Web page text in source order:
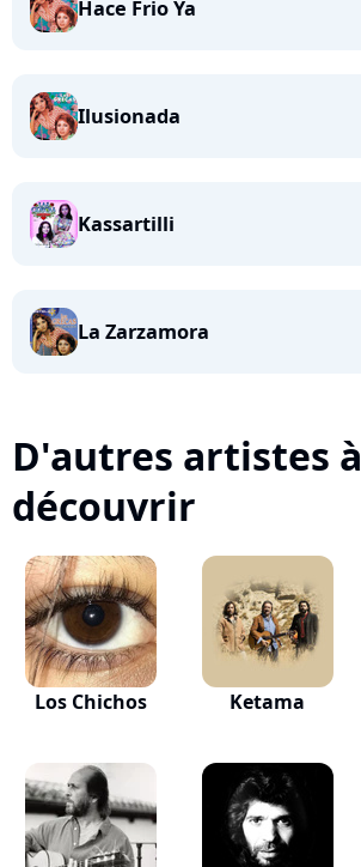
Hace Frio Ya
Ilusionada
Kassartilli
La Zarzamora
D'autres artistes à
découvrir
Los Chichos Ketama